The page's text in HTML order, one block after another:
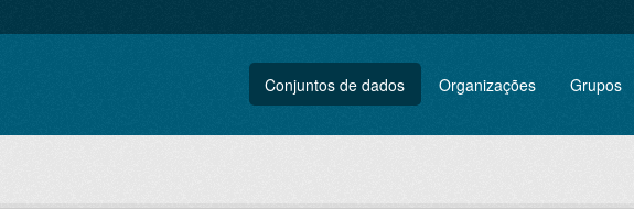
Conjuntos de dados Organizações Grupos